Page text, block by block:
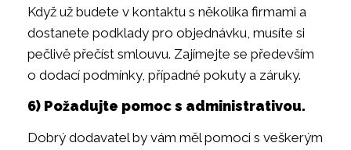
Když už budete v kontaktu s několika firmami a
dostanete podklady pro objednávku, musíte si
pečlivě přečíst smlouvu. Zajímejte se především
o dodací podmínky, případné pokuty a záruky.
6) Požadujte pomoc s administrativou.
Dobrý dodavatel by vám měl pomoci s veškerým